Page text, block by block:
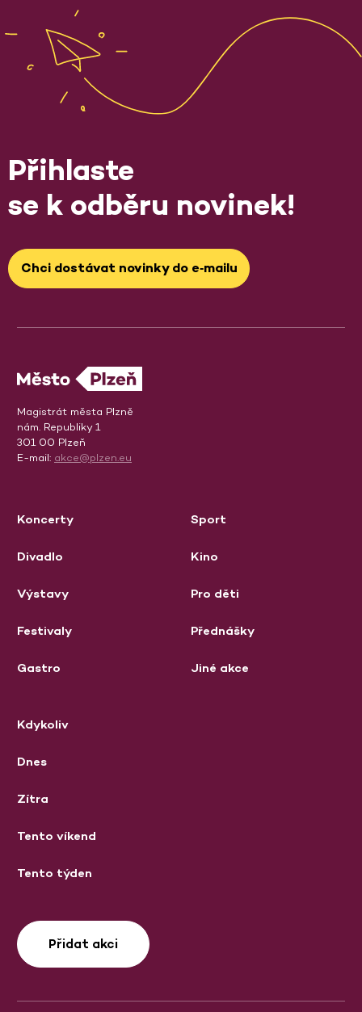
Přihlaste
se k odběru novinek!
Chci dostávat novinky do e‑mailu
Magistrát města Plzně
nám. Republiky 1
301 00 Plzeň
E-mail: akce@plzen.eu
Koncerty
Divadlo
Výstavy
Festivaly
Gastro
Sport
Kino
Pro děti
Přednášky
Jiné akce
Kdykoliv
Dnes
Zítra
Tento víkend
Tento týden
Přidat akci